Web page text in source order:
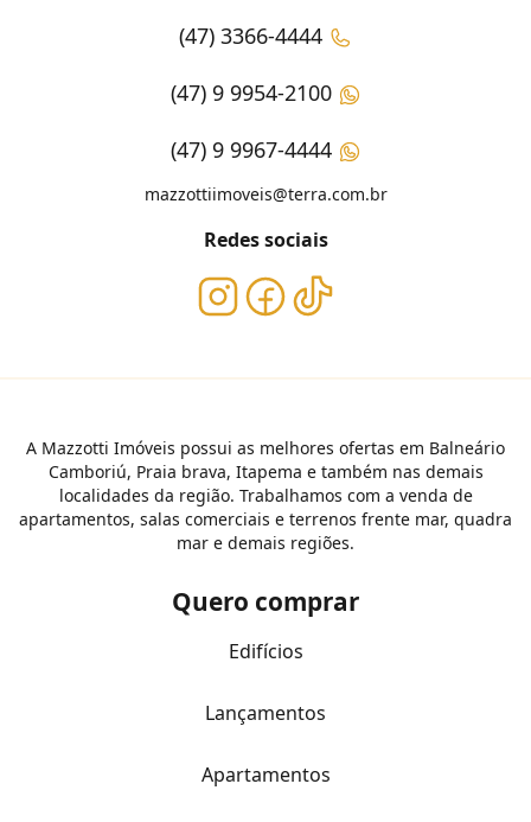
(47) 3366-4444
(47) 9 9954-2100
(47) 9 9967-4444
mazzottiimoveis@terra.com.br
Redes sociais
A Mazzotti Imóveis possui as melhores ofertas em Balneário
Camboriú, Praia brava, Itapema e também nas demais
localidades da região. Trabalhamos com a venda de
apartamentos, salas comerciais e terrenos frente mar, quadra
mar e demais regiões.
Quero comprar
Edifícios
Lançamentos
Apartamentos